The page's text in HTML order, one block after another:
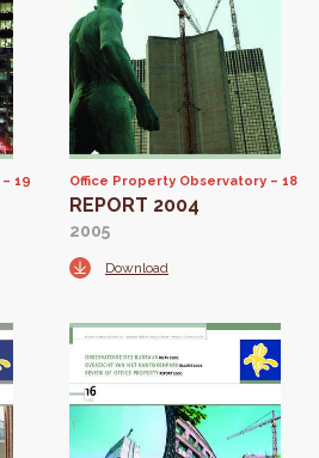
19 Office Property Observatory 18
REPORT 2004
2005
Download